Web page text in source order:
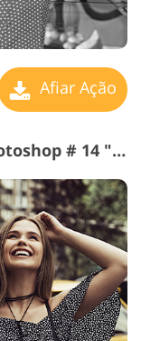
Afiar Ação
Ação de nitidez gratuita do Photoshop # 14 "Soft"